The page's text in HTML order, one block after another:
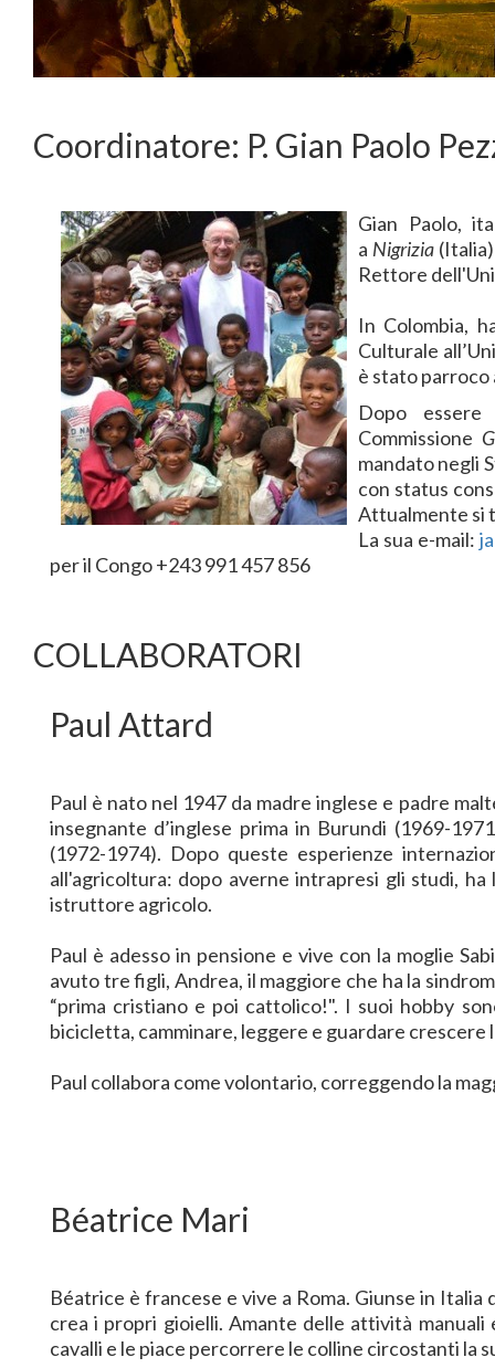
Coordinatore: P. Gian Paolo
Gian Paolo,
a Nigrizia
Rettore
In Colombia,
Culturale
è stato parroco
Dopo
Commissione
mandato negli
con status
Attualmente si
La sua e-mail:
per il Congo +243 991 457 856
COLLABORATORI
Paul Attard
Paul è nato nel 1947 da madre inglese e padre
insegnante d’inglese prima in Burundi (1969-
(1972-1974). Dopo queste esperienze
all'agricoltura: dopo averne intrapresi gli studi,
istruttore agricolo.
Paul è adesso in pensione e vive con la moglie
avuto tre figli, Andrea, il maggiore che ha la
“prima cristiano e poi cattolico!". I suoi hobby
bicicletta, camminare, leggere e guardare crescere
Paul collabora come volontario, correggendo la
Béatrice Mari
Béatrice è francese e vive a Roma. Giunse in
crea i propri gioielli. Amante delle attività
cavalli e le piace percorrere le colline circostanti la